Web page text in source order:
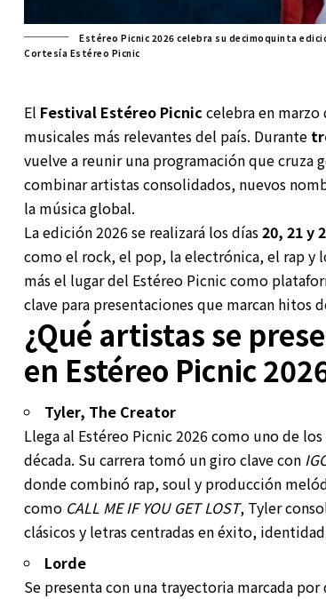
Estéreo Picnic 2026 celebra su decimoquinta
Cortesía Estéreo Picnic
El Festival Estéreo Picnic celebra en marzo
musicales más relevantes del país. Durante
vuelve a reunir una programación que cruza
combinar artistas consolidados, nuevos
la música global.
La edición 2026 se realizará los días20, 21 y
como el rock, el pop, la electrónica, el rap y
más el lugar del Estéreo Picnic como
clave para presentaciones que marcan
¿Qué artistas se
en Estéreo Picnic
Tyler, The Creator
Llega al Estéreo Picnic 2026 como uno de
década. Su carrera tomó un giro clave con
donde combinó rap, soul y producción
como CALL ME IF YOU GET LOST, Tyler
clásicos y letras centradas en éxito,
Lorde
Se presenta con una trayectoria marcada